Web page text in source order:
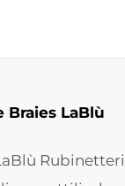
Braies LaBlù